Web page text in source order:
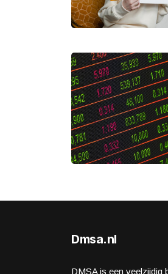
Dmsa.nl
DMSA is een veelzijdig